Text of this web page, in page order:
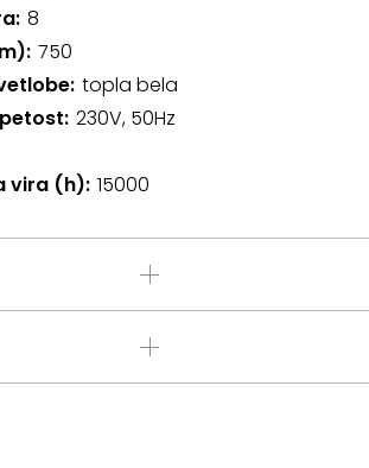
8
750
topla bela
230V, 50Hz
vira (h) 15000